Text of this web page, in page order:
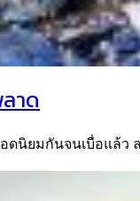
าด
ดนิยมกันจนเบื่อแล้ว